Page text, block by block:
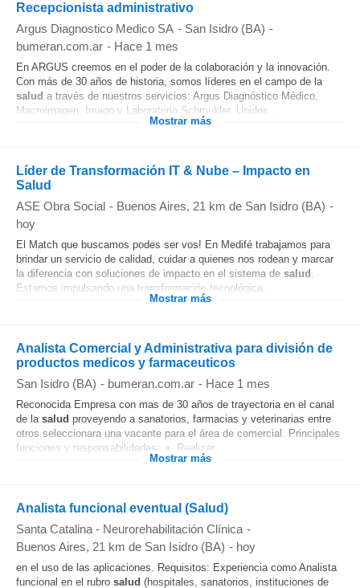
Recepcionista administrativo
Argus Diagnostico Medico SA - San Isidro (BA) -
bumeran.com.ar - Hace 1 mes
En ARGUS creemos en el poder de la colaboración y la innovación.
Con más de 30 años de historia, somos líderes en el campo de la
salud a través de nuestros servicios: Argus Diagnóstico Médico,
Macroimagen, Imago y Laboratorio Schmukler. Unidos...
Mostrar más
Líder de Transformación IT & Nube – Impacto en
Salud
ASE Obra Social - Buenos Aires, 21 km de San Isidro (BA) -
hoy
El Match que buscamos podes ser vos! En Medifé trabajamos para
brindar un servicio de calidad, cuidar a quienes nos rodean y marcar
la diferencia con soluciones de impacto en el sistema de salud.
Estamos impulsando una transformación tecnológica...
Mostrar más
Analista Comercial y Administrativa para división de
productos medicos y farmaceuticos
San Isidro (BA) - bumeran.com.ar - Hace 1 mes
Reconocida Empresa con mas de 30 años de trayectoria en el canal
de la salud proveyendo a sanatorios, farmacias y veterinarias entre
otros seleccionara una vacante para el área de comercial. Principales
funciones y responsabilidades: • Realizar...
Mostrar más
Analista funcional eventual (Salud)
Santa Catalina - Neurorehabilitación Clínica -
Buenos Aires, 21 km de San Isidro (BA) - hoy
en el uso de las aplicaciones. Requisitos: Experiencia como Analista
funcional en el rubro salud (hospitales, sanatorios, instituciones de